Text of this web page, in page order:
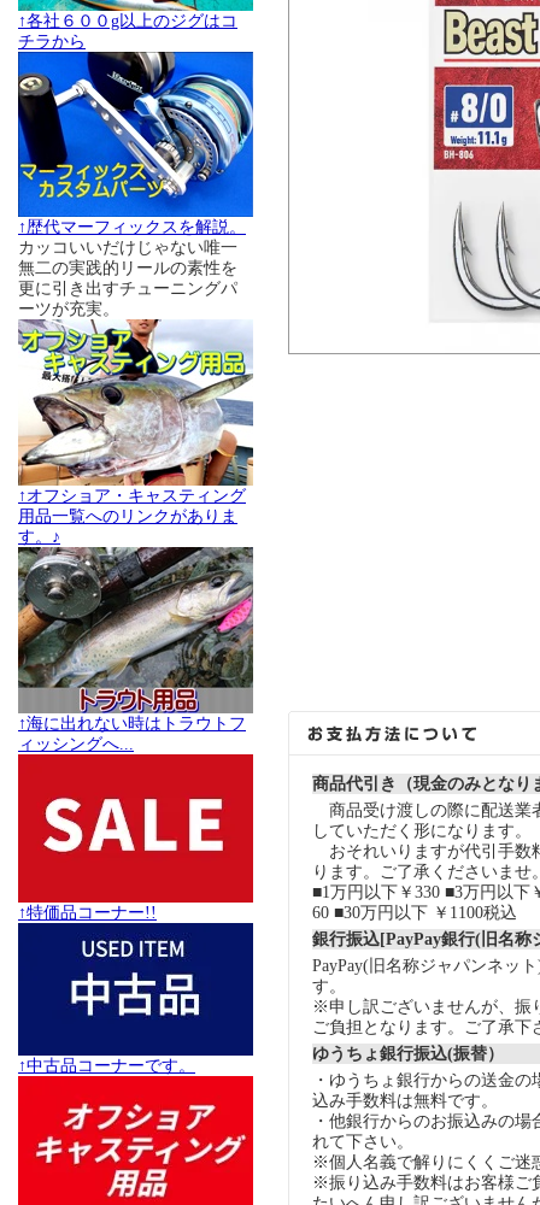
↑各社６００g以上のジグはコ
チラから
↑歴代マーフィックスを解説。
カッコいいだけじゃない唯一
無二の実践的リールの素性を
更に引き出すチューニングパ
ーツが充実。
↑オフショア・キャスティング
用品一覧へのリンクがありま
す。♪
↑海に出れない時はトラウトフ
ィッシングへ...
↑特価品コーナー!!
↑中古品コーナーです。
商品代引き（現金のみとなり
商品受け渡しの際に配送業
していただく形になります。
おそれいりますが代引手数
ります。ご了承くださいませ
■1万円以下￥330 ■3万円以下
60 ■30万円以下 ￥1100税込
銀行振込[PayPay銀行(旧名称
PayPay(旧名称ジャパンネッ
す。
※申し訳ございませんが、振
ご負担となります。ご了承下
ゆうちょ銀行振込(振替）
・ゆうちょ銀行からの送金
込み手数料は無料です。
・他銀行からのお振込みの場
れて下さい。
※個人名義で解りにくくご迷
※振り込み手数料はお客様ご